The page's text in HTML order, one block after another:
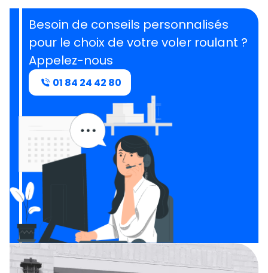
Besoin de conseils personnalisés
pour le choix de votre voler roulant ?
Appelez-nous
01 84 24 42 80